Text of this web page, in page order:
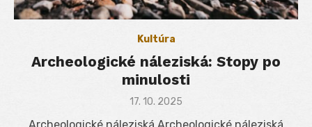
Kultúra
Archeologické náleziská: Stopy po
minulosti
Posted
17. 10. 2025